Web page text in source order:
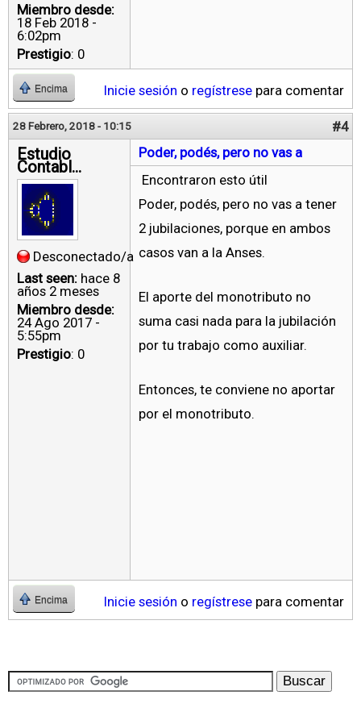
Miembro desde:
18 Feb 2018 -
6:02pm
Prestigio: 0
Encima Inicie sesión o regístrese para comentar
28 Febrero, 2018 - 10:15 #4
Estudio
Contabl...
Desconectado/a
Last seen: hace 8
años 2 meses
Miembro desde:
24 Ago 2017 -
5:55pm
Prestigio: 0
Poder, podés, pero no vas a
Encontraron esto útil
Poder, podés, pero no vas a tener
2 jubilaciones, porque en ambos
casos van a la Anses.
El aporte del monotributo no
suma casi nada para la jubilación
por tu trabajo como auxiliar.
Entonces, te conviene no aportar
por el monotributo.
Encima Inicie sesión o regístrese para comentar